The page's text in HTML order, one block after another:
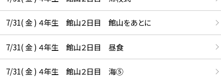
7/31( 金 ) ４年生 館山２日目 館山をあとに
7/31( 金 ) ４年生 館山２日目 昼食
7/31( 金 ) ４年生 館山２日目 海⑤